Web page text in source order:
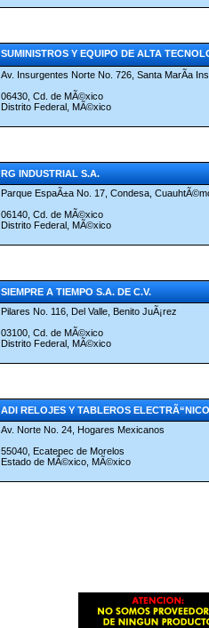
SUMINISTROS Y EQUIPO DE ALTA
Av. Insurgentes Norte No. 726, Santa MarÃ­a
06430, Cd. de MÃ©xico
Distrito Federal, MÃ©xico
RG INDUSTRIAL S.A.
Parque EspaÃ±a No. 17, Condesa,
06140, Cd. de MÃ©xico
Distrito Federal, MÃ©xico
SIEMPRE A TIEMPO S.A. DE C.V.
Pilares No. 116, Del Valle, Benito JuÃ¡rez
03100, Cd. de MÃ©xico
Distrito Federal, MÃ©xico
ADI RELOJES Y TABLEROS
Av. Norte No. 24, Hogares Mexicanos
55040, Ecatepec de Morelos
Estado de MÃ©xico, MÃ©xico